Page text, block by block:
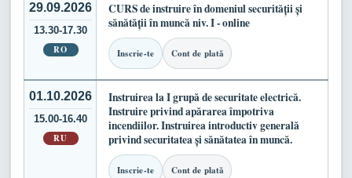
29.09.2026
13.30-17.30
RO
CURS de instruire în domeniul securității și
sănătății în muncă niv. I - online
Inscrie-te Cont de plată
01.10.2026
15.00-16.40
RU
Instruirea la I grupă de securitate electrică.
Instruire privind apărarea împotriva
incendiilor. Instruirea introductiv generală
privind securitatea și sănătatea în muncă.
Inscrie-te Cont de plată